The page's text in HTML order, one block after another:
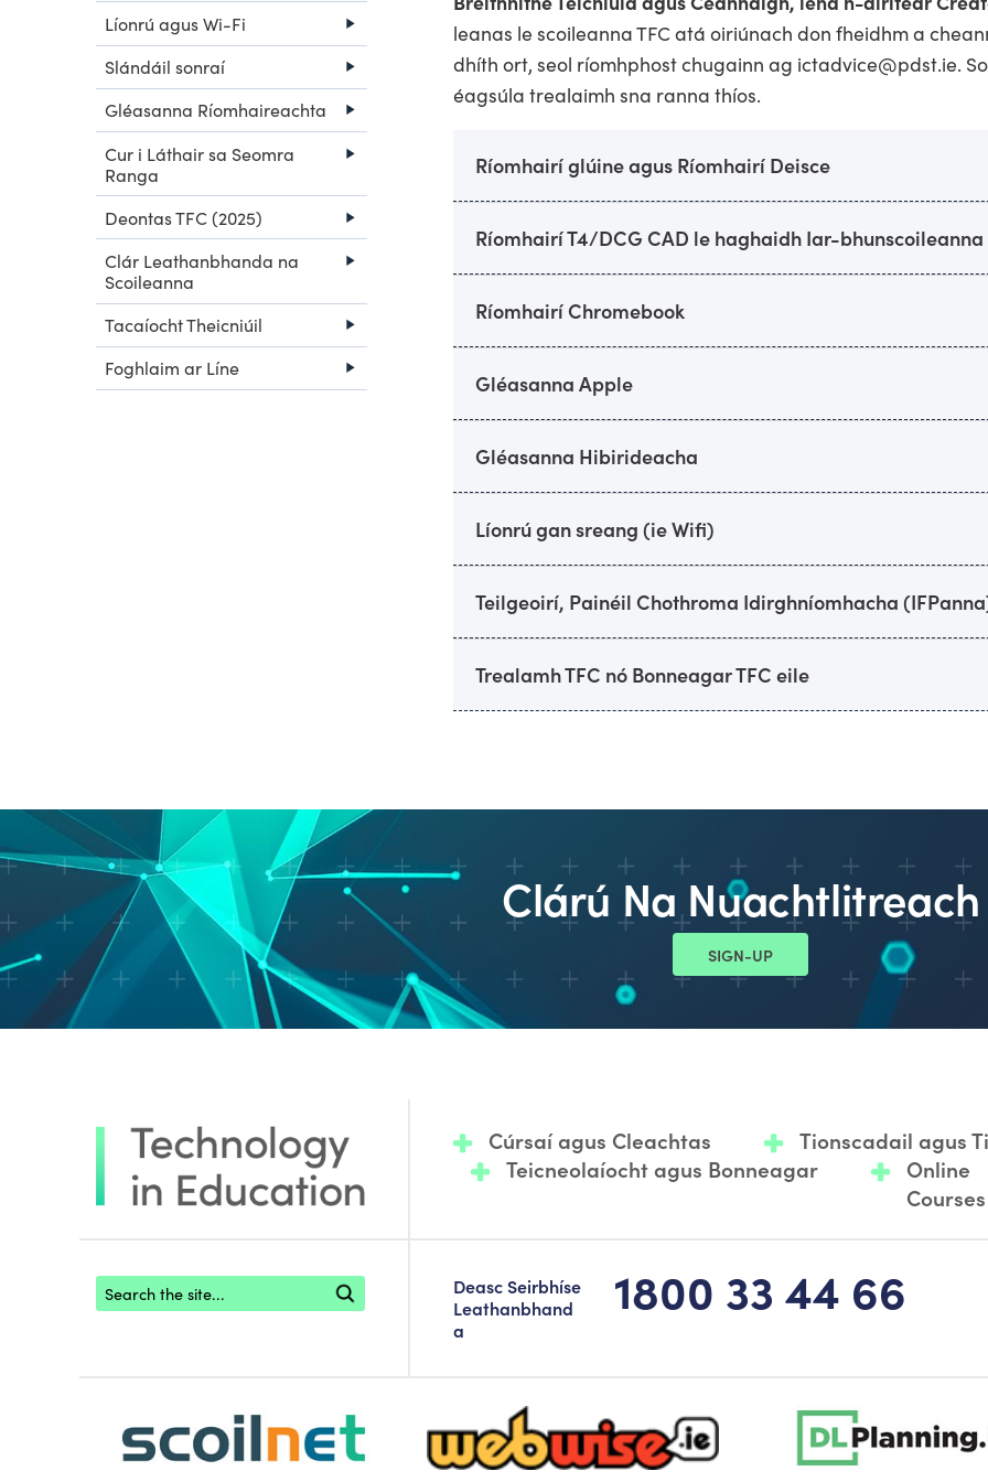
Líonrú agus Wi-Fi
Slándáil sonraí
Gléasanna Ríomhaireachta
Cur i Láthair sa Seomra
Ranga
Deontas TFC (2025)
Clár Leathanbhanda na
Scoileanna
Tacaíocht Theicniúil
Foghlaim ar Líne
leanas le scoileanna TFC atá oiriúnach don fheidhm a
dhíth ort, seol ríomhphost chugainn ag ictadvice@pdst.ie.
éagsúla trealaimh sna ranna thíos.
Ríomhairí glúine agus Ríomhairí Deisce
Ríomhairí T4/DCG CAD le haghaidh Iar-bhunscoileanna
Ríomhairí Chromebook
Gléasanna Apple
Gléasanna Hibirideacha
Líonrú gan sreang (ie Wifi)
Teilgeoirí, Painéil Chothroma Idirghníomhacha
Trealamh TFC nó Bonneagar TFC eile
Clárú Na Nuachtlitreach
SIGN-UP
Cúrsaí agus Cleachtas
Tionscadail agus
Teicneolaíocht agus Bonneagar
Online
Courses
Footer search
Deasc Seirbhíse
Leathanbhand
a
1800 33 44 66
scoilnet-footer-logo3 webwise-logo-sticky dlplanning-footer-logo-5